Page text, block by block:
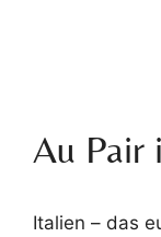
Au Pair
Italien – das